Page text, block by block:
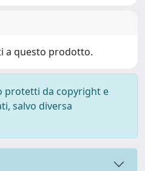
a questo prodotto.
protetti da copyright e
salvo diversa